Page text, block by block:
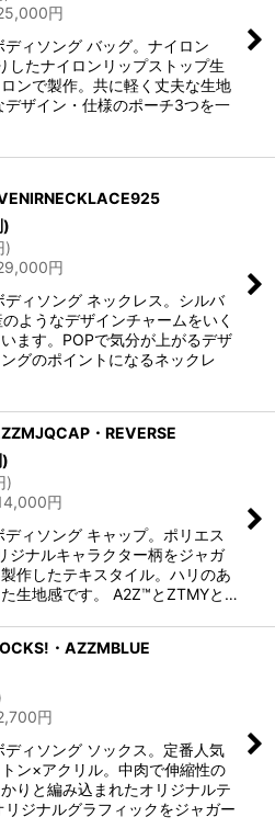
円
ディソング バッグ。ナイロン
したナイロンリップストップ生
ンで製作。共に軽く丈夫な生地
デザイン・仕様のポーチ3つを一
)
)
円
ディソング ネックレス。シルバ
ようなデザインチャームをいく
ます。POPで気分が上がるデザ
グのポイントになるネックレ
・REVERSE
)
円
ディソング キャップ。ポリエス
ジナルキャラクター柄をジャガ
作したテキスタイル。ハリのあ
生地感です。 A2Z™とZTMYと…
・AZZMBLUE
円
ディソング ソックス。定番人気
ン×アクリル。中肉で伸縮性の
りと編み込まれたオリジナルテ
リジナルグラフィックをジャガー